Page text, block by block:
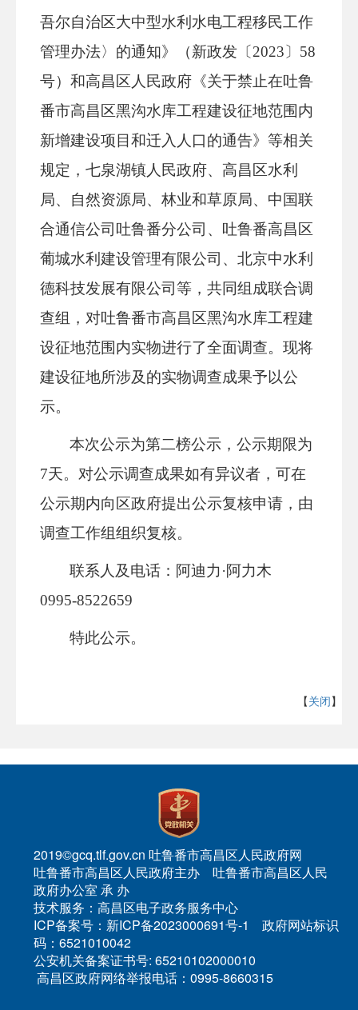
吾尔自治区大中型水利水电工程移民工作
管理办法〉的通知》（新政发〔 2023 〕 58
号）和高昌区人民政府《关于禁止在吐鲁
番市高昌区黑沟水库工程建设征地范围内
新增建设项目和迁入人口的通告》等相关
规定，七泉湖镇人民政府、高昌区水利
局、自然资源局、林业和草原局、中国联
合通信公司吐鲁番分公司、吐鲁番高昌区
葡城水利建设管理有限公司、北京中水利
德科技发展有限公司等，共同组成联合调
查组，对吐鲁番市高昌区黑沟水库工程建
设征地范围内实物进行了全面调查。现将
建设征地所涉及的实物调查成果予以公
示。
本次公示为第二榜公示，公示期限为
7天。对公示调查成果如有异议者，可在
公示期内向区政府提出公示复核申请，由
调查工作组组织复核。
联系人及电话：阿迪力 ·阿力木
0995-8522659
特此公示。
【关闭】
2019©gcq.tlf.gov.cn 吐鲁番市高昌区人民政府网
吐鲁番市高昌区人民政府主办 吐鲁番市高昌区人民
政府办公室 承 办
技术服务：高昌区电子政务服务中心
ICP备案号：新ICP备2023000691号-1 政府网站标识
码：6521010042
公安机关备案证书号: 65210102000010
高昌区政府网络举报电话：0995-8660315